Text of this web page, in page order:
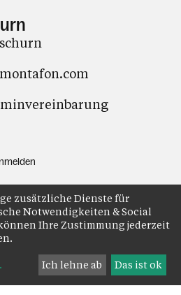
zusätzliche Dienste für
Notwendigkeiten & Social
Ihre Zustimmung jederzeit
Ich lehne ab Das ist ok